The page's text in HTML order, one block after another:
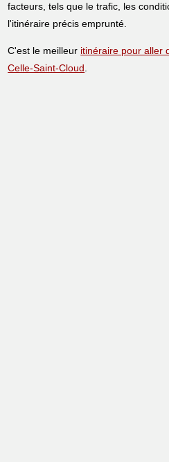
facteurs, tels que le trafic, les
l'itinéraire précis emprunté.
C'est le meilleur itinéraire pour aller
Celle-Saint-Cloud.